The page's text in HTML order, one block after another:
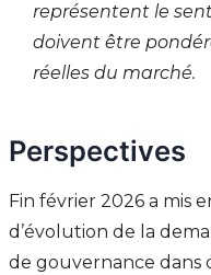
représentent le
doivent être
réelles du marché.
Perspectives
Fin février 2026 a mis
d’évolution de la
de gouvernance dans